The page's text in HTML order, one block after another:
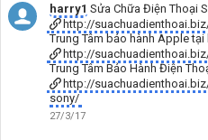
harry1 Sửa Chữa Điện Thoại
http://
Trung Tâm bảo hành Apple tại
http://
Trung Tâm Bảo Hành Điện
http://
sony/
27/3/17